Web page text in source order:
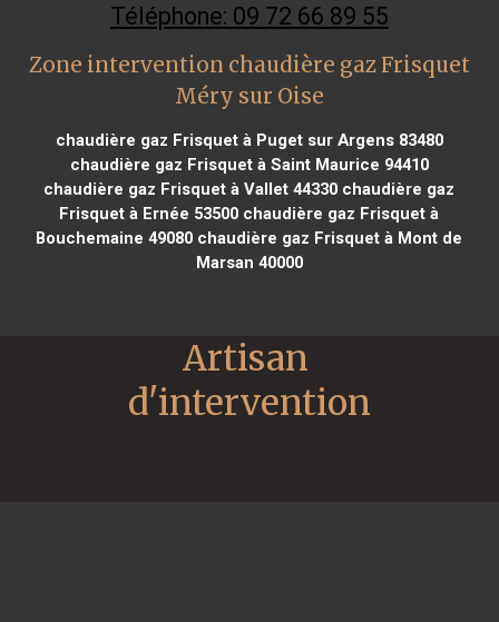
Téléphone: 09 72 66 89 55
Zone intervention chaudière gaz Frisquet
Méry sur Oise
chaudière gaz Frisquet à Puget sur Argens 83480
chaudière gaz Frisquet à Saint Maurice 94410
chaudière gaz Frisquet à Vallet 44330 chaudière gaz
Frisquet à Ernée 53500 chaudière gaz Frisquet à
Bouchemaine 49080 chaudière gaz Frisquet à Mont de
Marsan 40000
Artisan
d'intervention